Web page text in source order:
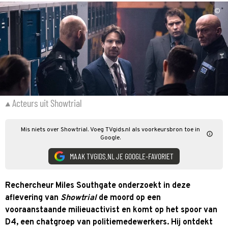
©
Acteurs uit Showtrial
Mis niets over Showtrial. Voeg TVgids.nl als voorkeursbron toe in
Google.
MAAK TVGIDS.NL JE GOOGLE-FAVORIET
Rechercheur Miles Southgate onderzoekt in deze
aflevering van Showtrialde moord op een
vooraanstaande milieuactivist en komt op het spoor van
D4, een chatgroep van politiemedewerkers. Hij ontdekt